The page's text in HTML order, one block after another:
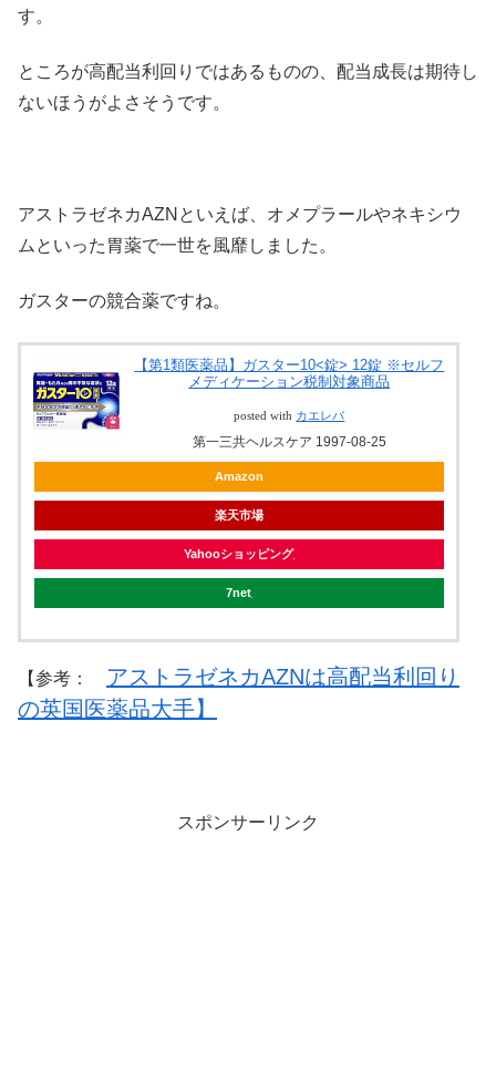
す。
ところが高配当利回りではあるものの、配当成長は期待し
ないほうがよさそうです。
アストラゼネカAZNといえば、オメプラールやネキシウ
ムといった胃薬で一世を風靡しました。
ガスターの競合薬ですね。
【第1類医薬品】ガスター10<錠> 12錠 ※セルフ
メディケーション税制対象商品
posted with カエレバ
第一三共ヘルスケア 1997-08-25
Amazon
楽天市場
Yahooショッピング
7net
【参考：
アストラゼネカAZNは高配当利回り
の英国医薬品大手】
スポンサーリンク